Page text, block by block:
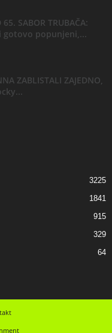
SABOR TRUBAČA:
gotovo popunjeni,...
ZABLISTALI ZAJEDNO,
3225
1841
915
329
64